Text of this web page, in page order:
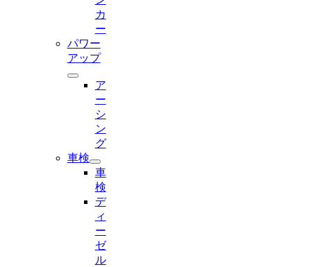
カ
ー
パワー
アップ
ア
ー
シ
ン
グ
車検
車
検
デ
ィ
ー
ゼ
ル